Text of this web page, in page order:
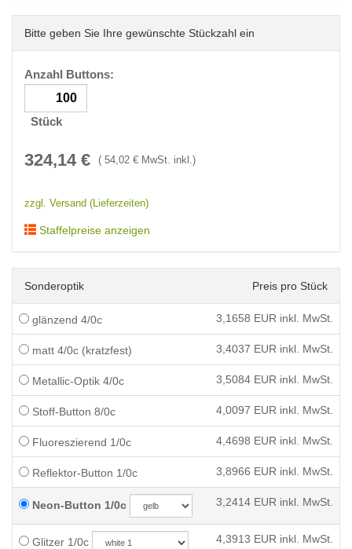
Bitte geben Sie Ihre gewünschte Stückzahl ein
Anzahl Buttons:
Stück
324,14 € ( 54,02 € MwSt. inkl.)
zzgl. Versand (Lieferzeiten)
Staffelpreise anzeigen
Sonderoptik Preis pro Stück
glänzend 4/0c 3,1658 EUR inkl. MwSt.
matt 4/0c (kratzfest) 3,4037 EUR inkl. MwSt.
Metallic-Optik 4/0c 3,5084 EUR inkl. MwSt.
Stoff-Button 8/0c 4,0097 EUR inkl. MwSt.
Fluoreszierend 1/0c 4,4698 EUR inkl. MwSt.
Reflektor-Button 1/0c 3,8966 EUR inkl. MwSt.
Neon-Button 1/0c 3,2414 EUR inkl. MwSt.
Glitzer 1/0c 4,3913 EUR inkl. MwSt.